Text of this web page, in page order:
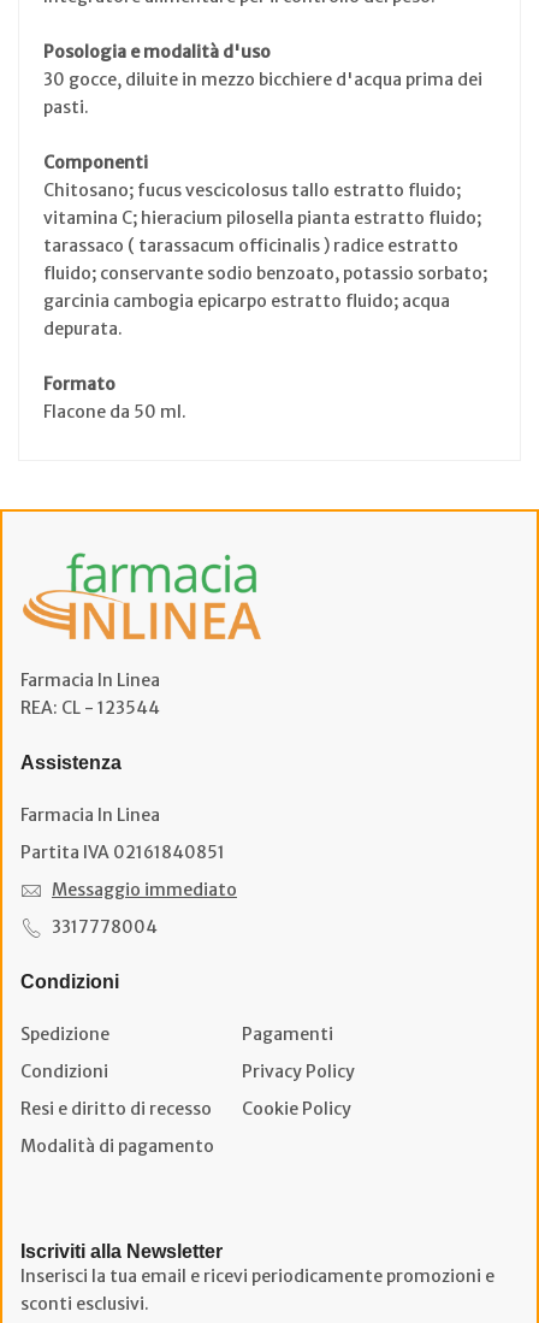
Posologia e modalità d'uso
30 gocce, diluite in mezzo bicchiere d'acqua prima dei
pasti.
Componenti
Chitosano; fucus vescicolosus tallo estratto fluido;
vitamina C; hieracium pilosella pianta estratto fluido;
tarassaco ( tarassacum officinalis ) radice estratto
fluido; conservante sodio benzoato, potassio sorbato;
garcinia cambogia epicarpo estratto fluido; acqua
depurata.
Formato
Flacone da 50 ml.
Farmacia In Linea
REA: CL - 123544
Assistenza
Farmacia In Linea
Partita IVA 02161840851
Messaggio immediato
3317778004
Condizioni
Spedizione
Pagamenti
Condizioni
Privacy Policy
Resi e diritto di recesso
Cookie Policy
Modalità di pagamento
Iscriviti alla Newsletter
Inserisci la tua email e ricevi periodicamente promozioni e
sconti esclusivi.